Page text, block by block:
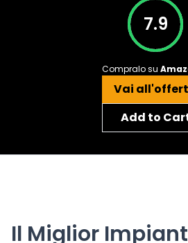
7.9
Compralo su
Vai
Add to
Il Miglior